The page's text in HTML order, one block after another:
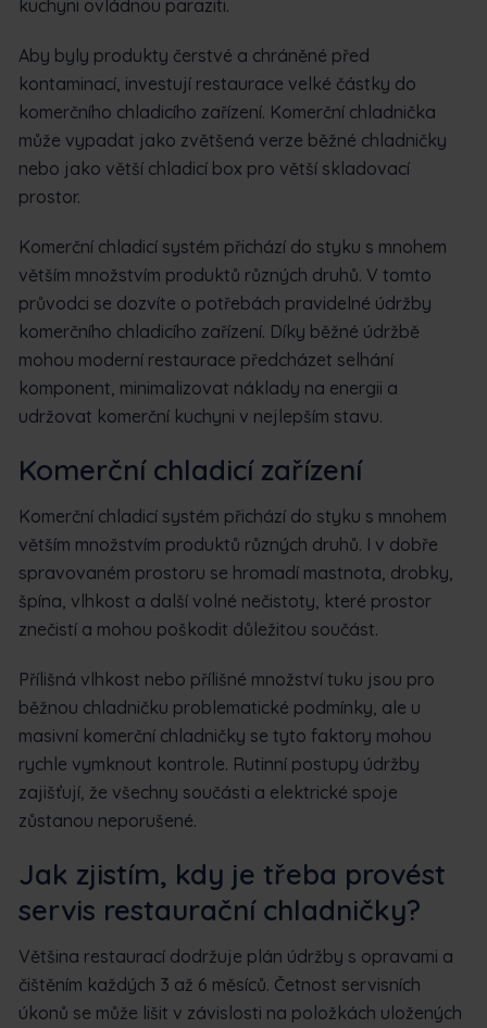
kuchyni ovládnou paraziti.
Aby byly produkty čerstvé a chráněné před
kontaminací, investují restaurace velké částky do
komerčního chladicího zařízení. Komerční chladnička
může vypadat jako zvětšená verze běžné chladničky
nebo jako větší chladicí box pro větší skladovací
prostor.
Komerční chladicí systém přichází do styku s mnohem
větším množstvím produktů různých druhů. V tomto
průvodci se dozvíte o potřebách pravidelné údržby
komerčního chladicího zařízení. Díky běžné údržbě
mohou moderní restaurace předcházet selhání
komponent, minimalizovat náklady na energii a
udržovat komerční kuchyni v nejlepším stavu.
Komerční chladicí zařízení
Komerční chladicí systém přichází do styku s mnohem
větším množstvím produktů různých druhů. I v dobře
spravovaném prostoru se hromadí mastnota, drobky,
špína, vlhkost a další volné nečistoty, které prostor
znečistí a mohou poškodit důležitou součást.
Přílišná vlhkost nebo přílišné množství tuku jsou pro
běžnou chladničku problematické podmínky, ale u
masivní komerční chladničky se tyto faktory mohou
rychle vymknout kontrole. Rutinní postupy údržby
zajišťují, že všechny součásti a elektrické spoje
zůstanou neporušené.
Jak zjistím, kdy je třeba provést
servis restaurační chladničky?
Většina restaurací dodržuje plán údržby s opravami a
čištěním každých 3 až 6 měsíců. Četnost servisních
úkonů se může lišit v závislosti na položkách uložených